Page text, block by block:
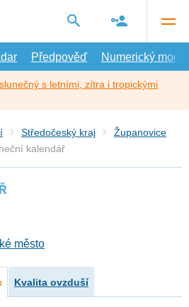
Předpověď Numerický model
s letními, zítra i tropickými
Středočeský kraj
Županovice
kalendář
město
Kvalita ovzduší